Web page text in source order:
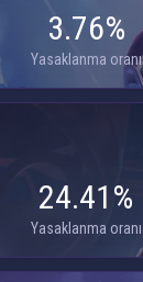
3.76%
Yasaklanma oranı
24.41%
Yasaklanma oranı